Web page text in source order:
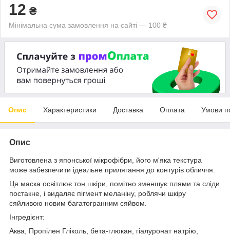
12 ₴
Мінімальна сума замовлення на сайті — 100 ₴
Опис Характеристики Доставка Оплата Умови
Опис
Виготовлена з японської мікрофібри, його м'яка текстура
може забезпечити ідеальне прилягання до контурів обличчя.
Ця маска освітлює тон шкіри, помітно зменшує плями та сліди
постакне, і видаляє пігмент меланіну, роблячи шкіру
сяйливою новим багатогранним сяйвом.
Інгредієнт:
Аква, Пропілен Гліколь, бета-глюкан, гіалуронат натрію,